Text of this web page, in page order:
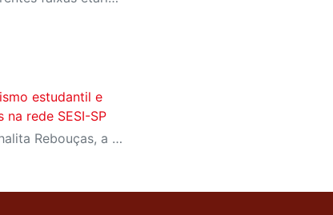
estudantil e
rede SESI-SP
Com homenagens à escritora Thalita Rebouças, a Semana do Livro e da Biblioteca promove criatividade, produção autoral e diferentes formas de expressão entre estudantes da Educação Infantil à EJA